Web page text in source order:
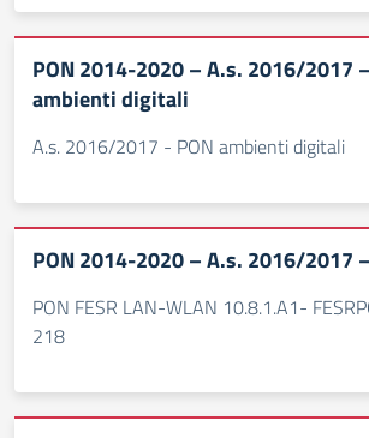
PON 2014-2020 – A.s. 2016/2017
ambienti digitali
A.s. 2016/2017 - PON ambienti digitali
PON 2014-2020 – A.s. 2016/2017
PON FESR LAN-WLAN 10.8.1.A1-
218